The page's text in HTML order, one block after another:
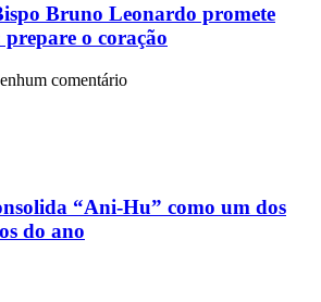
Bruno Leonardo promete
o coração
comentário
“Ani-Hu” como um dos
do ano